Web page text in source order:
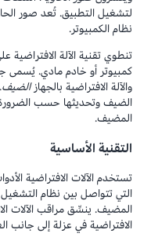
لتشغيل التطبيق. تُعد صور
نظام الكمبيوتر.
تنطوي تقنية الآلة الافتراضية
كمبيوتر أو خادم مادي. يُسمى
والآلة الافتراضية بالجهازالضيف
الضيف وتحديثها حسب الضرورة
المضيف.
التقنية الأساسية
التي تتواصل بين نظام
المضيف. ينسِّق مراقب الآلات
الافتراضية في عزلة إلى جانب